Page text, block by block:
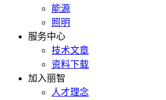
能源
照明
服务中心
技术文章
资料下载
加入丽智
人才理念